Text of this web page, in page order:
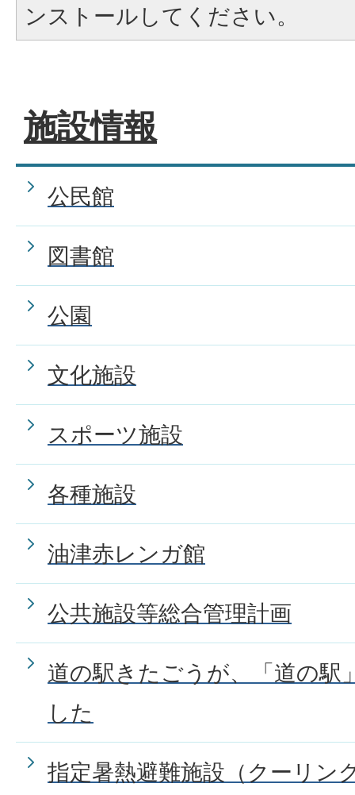
ンストールしてください。
施設情報
公民館
図書館
公園
文化施設
スポーツ施設
各種施設
油津赤レンガ館
公共施設等総合管理計画
道の駅きたごうが、「道の駅
した
指定暑熱避難施設（クーリン